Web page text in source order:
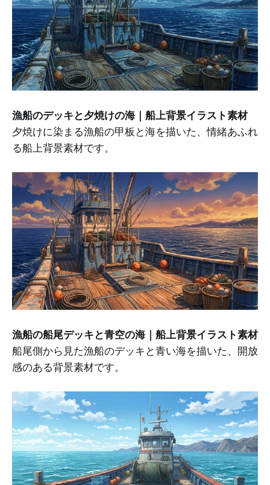
漁船のデッキと夕焼けの海｜船上背景イラスト素材
夕焼けに染まる漁船の甲板と海を描いた、情緒あふれ
る船上背景素材です。
漁船の船尾デッキと青空の海｜船上背景イラスト素材
船尾側から見た漁船のデッキと青い海を描いた、開放
感のある背景素材です。